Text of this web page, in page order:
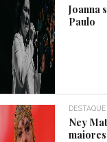
Joanna
Paulo
DESTAQUE
Ney